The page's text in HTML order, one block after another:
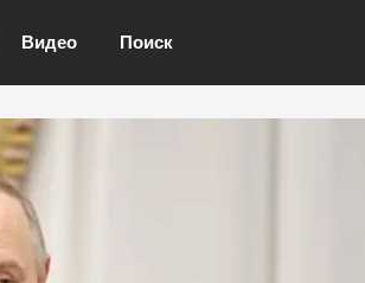
Видео Поиск